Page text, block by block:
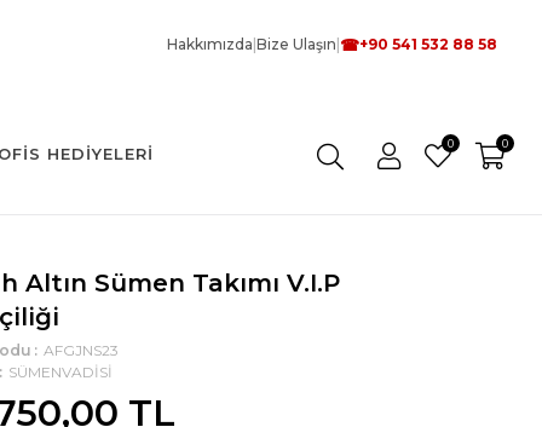
HEDIYELERI
0 0
Altın Sümen Takımı V.I.P
AFGJNS23
SÜMENVADİSİ
TL
Hakkımızda Bize Ulaşın ☎+90 541 532 88 58